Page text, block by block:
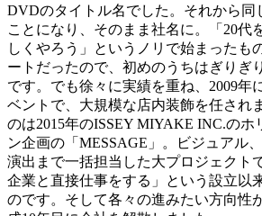
DVDのタイトル名でした。それから同
ことになり、そのまま社名に。「20代
しくやろう」というノリで始まったも
ートだったので、初めのうちはぎりぎ
です。でも徐々に実績を重ね、2009年
ベントで、大規模な店内装飾を任され
のは2015年のISSEY MIYAKE INC.のホ
ン企画の「MESSAGE」。ビジュアル
演出まで一括担当した大プロジェクト
企業と直接仕事をする」という設立以
のです。そして各々の進みたい方向性